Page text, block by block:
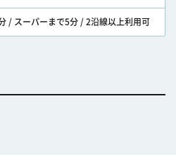
/ スーパーまで5分 / 2沿線以上利用可